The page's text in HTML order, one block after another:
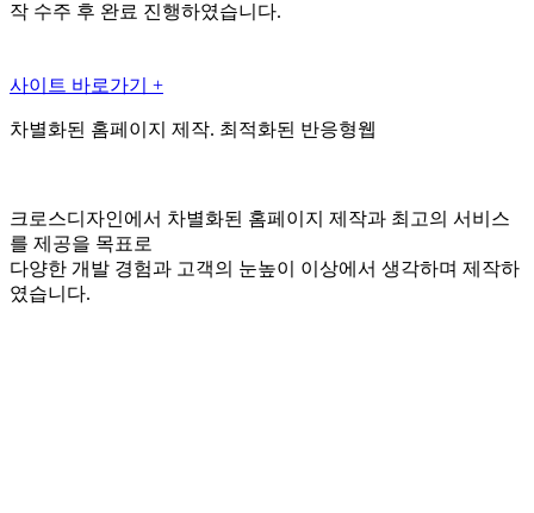
작 수주 후 완료 진행하였습니다.
사이트 바로가기 +
차별화된 홈페이지 제작. 최적화된 반응형웹
크로스디자인에서 차별화된 홈페이지 제작과 최고의 서비스
를 제공을 목표로
다양한 개발 경험과 고객의 눈높이 이상에서 생각하며 제작하
였습니다.